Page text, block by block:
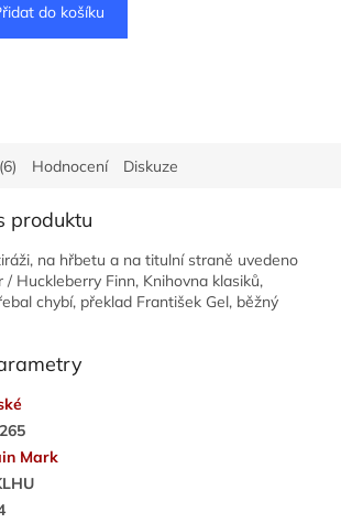
do košíku
Hodnocení Diskuze
produktu
na hřbetu a na titulní straně uvedeno
/ Huckleberry Finn, Knihovna klasiků,
chybí, překlad František Gel, běžný
Mark